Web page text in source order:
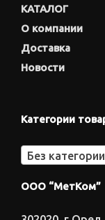
КАТАЛОГ
О компании
Доставка
Новости
Категории
Без категории
ООО “МетКом”